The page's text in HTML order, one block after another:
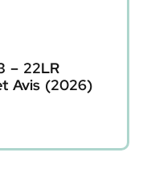
– 22LR
Avis (2026)